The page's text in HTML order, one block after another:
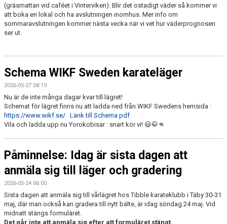
(gräsmattan vid caféet i Vinterviken). Blir det ostadigt väder så kommer vi
att boka en lokal och ha avslutningen inomhus. Mer info om
sommaravslutningen kommer nästa vecka när vi vet hur väderprognosen
ser ut.
Schema WIKF Sweden karateläger
2026-05-27 08:19
Nu är de inte många dagar kvar till lägret!
Schemat för lägret finns nu att ladda ned från WIKF Swedens hemsida :
https://www.wikf.se/ Länk till Schema pdf
Vila och ladda upp nu Yorokobisar : snart kör vi! 😃🥋👊
Påminnelse: Idag är sista dagen att
anmäla sig till läger och gradering
2026-05-24 06:00
Sista dagen att anmäla sig till vårlägret hos Tibble karateklubb i Täby 30-31
maj, där man också kan gradera till nytt bälte, är idag söndag 24 maj. Vid
midnatt stängs formuläret.
Det går inte att anmäla sig efter att formuläret stängt.